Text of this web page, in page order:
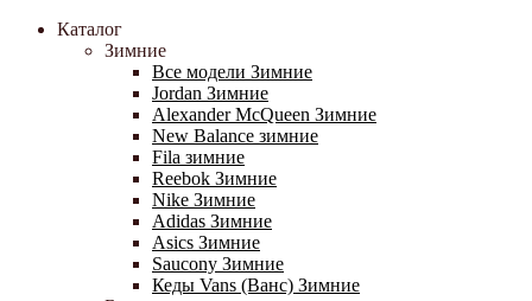
Каталог
Зимние
Все модели Зимние
Jordan Зимние
Alexander McQueen Зимние
New Balance зимние
Fila зимние
Reebok Зимние
Nike Зимние
Adidas Зимние
Asics Зимние
Saucony Зимние
Кеды Vans (Ванс) Зимние